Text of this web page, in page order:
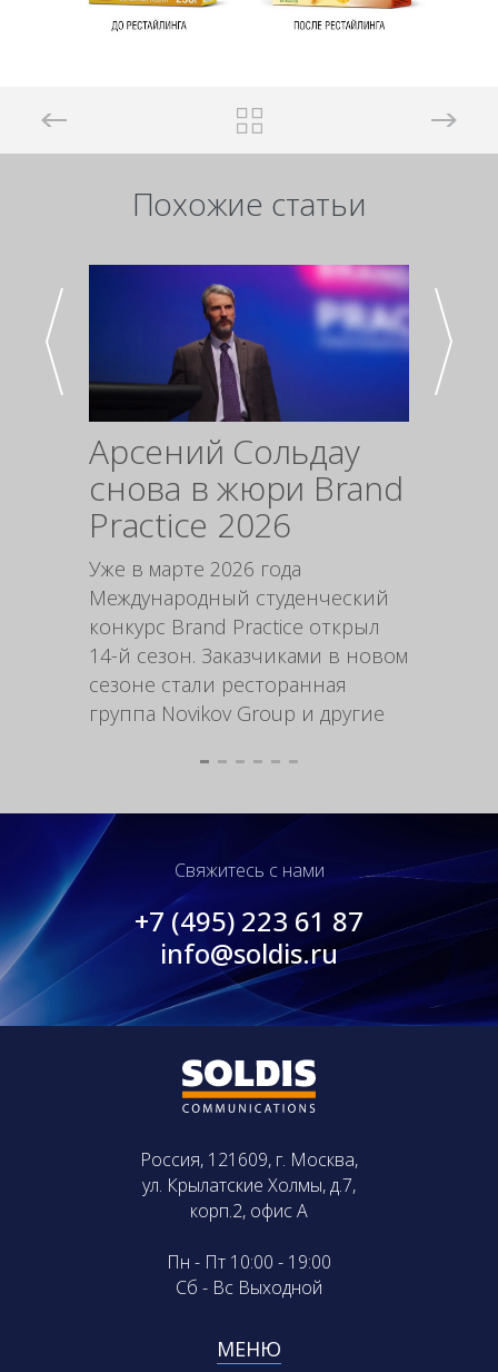
Похожие статьи
Арсений Сольдау
снова в жюри Brand
Practice 2026
Уже в марте 2026 года
Международный студенческий
конкурс Brand Practice открыл
14-й сезон. Заказчиками в новом
сезоне стали ресторанная
группа Novikov Group и другие
Свяжитесь с нами
+7 (495) 223 61 87
info@soldis.ru
Россия, 121609, г. Москва,
ул. Крылатские Холмы, д.7,
корп.2, офис А
Пн - Пт 10:00 - 19:00
Сб - Вс Выходной
МЕНЮ